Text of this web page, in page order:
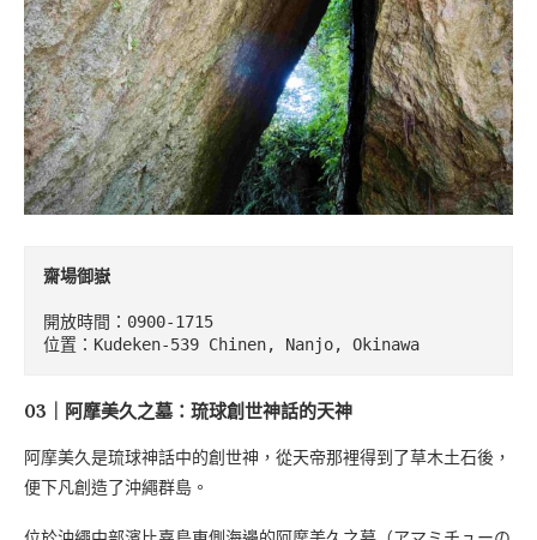
齋場御嶽
開放時間：0900-1715
位置：Kudeken-539 Chinen, Nanjo, Okinawa
03｜阿摩美久之墓：琉球創世神話的天神
阿摩美久是琉球神話中的創世神，從天帝那裡得到了草木土石後，
便下凡創造了沖繩群島。